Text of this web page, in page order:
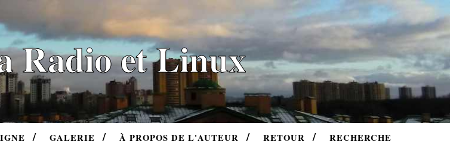
Radio et Linux
GALERIE À PROPOS DE L'AUTEUR RETOUR RECHERCHE